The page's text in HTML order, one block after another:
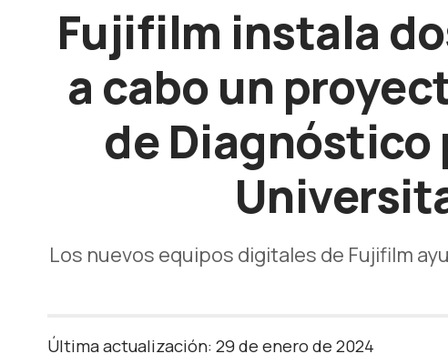
Fujifilm instala
a cabo un
de
Los nuevos equipos digitales de Fujifilm
Última actualización: 29 de enero de 2024